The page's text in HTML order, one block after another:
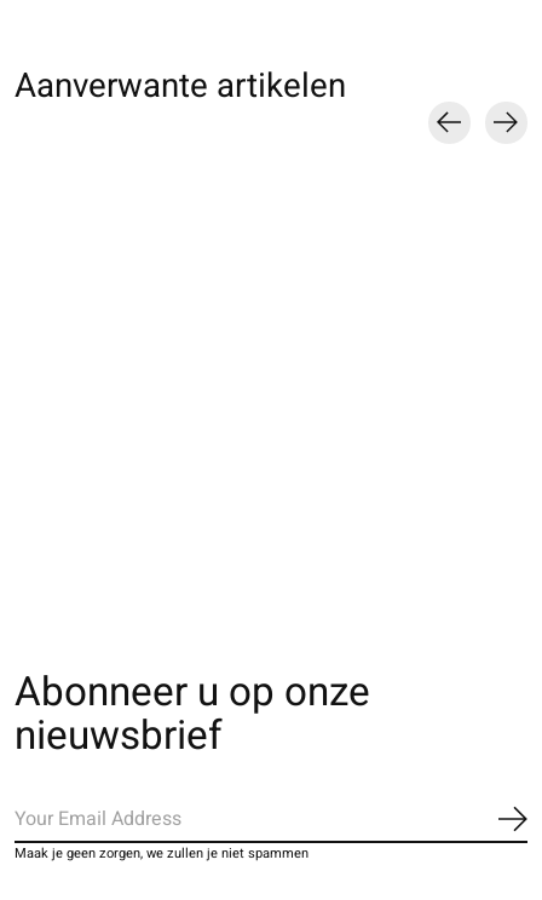
Aanverwante artikelen
Abonneer u op onze
nieuwsbrief
Maak je geen zorgen, we zullen je niet spammen